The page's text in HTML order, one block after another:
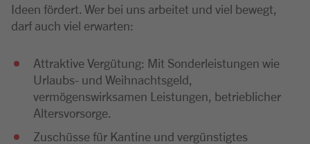
Ideen fördert. Wer bei uns arbeitet und viel bewegt,
darf auch viel erwarten:
Attraktive Vergütung: Mit Sonderleistungen wie
Urlaubs- und Weihnachtsgeld,
vermögenswirksamen Leistungen, betrieblicher
Altersvorsorge.
Zuschüsse für Kantine und vergünstigtes